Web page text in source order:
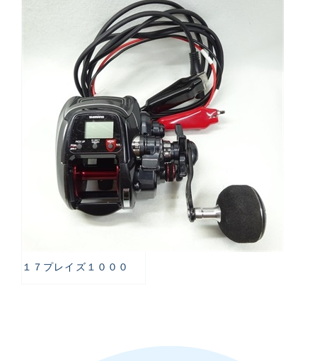
１７プレイズ１０００